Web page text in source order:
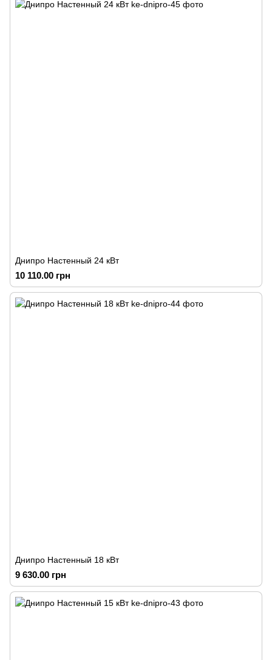
Днипро Настенный 24 кВт
10 110.00 грн
Днипро Настенный 18 кВт
9 630.00 грн